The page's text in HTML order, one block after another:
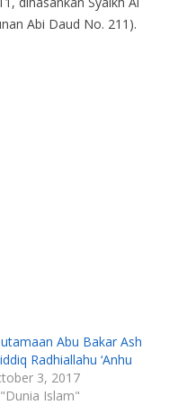
Abi Daud No. 211).
Abu Bakar Ash
Radhiallahu ‘Anhu
3, 2017
Islam"